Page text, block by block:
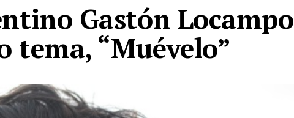
Gastón Locampo
tema, “Muévelo”